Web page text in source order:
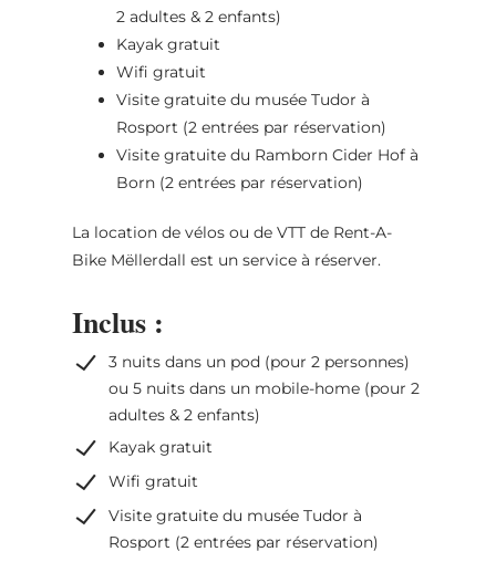
2 adultes & 2 enfants)
Kayak gratuit
Wifi gratuit
Visite gratuite du musée Tudor à
Rosport (2 entrées par réservation)
Visite gratuite du Ramborn Cider Hof à
Born (2 entrées par réservation)
La location de vélos ou de VTT de Rent-A-
Bike Mëllerdall est un service à réserver.
Inclus :
3 nuits dans un pod (pour 2 personnes)
ou 5 nuits dans un mobile-home (pour 2
adultes & 2 enfants)
Kayak gratuit
Wifi gratuit
Visite gratuite du musée Tudor à
Rosport (2 entrées par réservation)